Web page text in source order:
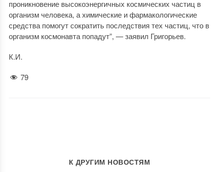
проникновение высокоэнергичных космических частиц в
организм человека, а химические и фармакологические
средства помогут сократить последствия тех частиц, что в
организм космонавта попадут”, — заявил Григорьев.
К.И.
79
К ДРУГИМ НОВОСТЯМ